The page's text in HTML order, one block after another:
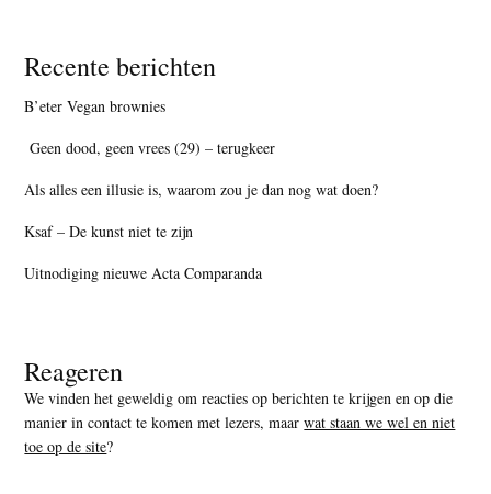
Recente berichten
B’eter Vegan brownies
Geen dood, geen vrees (29) – terugkeer
Als alles een illusie is, waarom zou je dan nog wat doen?
Ksaf – De kunst niet te zijn
Uitnodiging nieuwe Acta Comparanda
Reageren
We vinden het geweldig om reacties op berichten te krijgen en op die
manier in contact te komen met lezers, maarwat staan we wel en niet
toe op de site?